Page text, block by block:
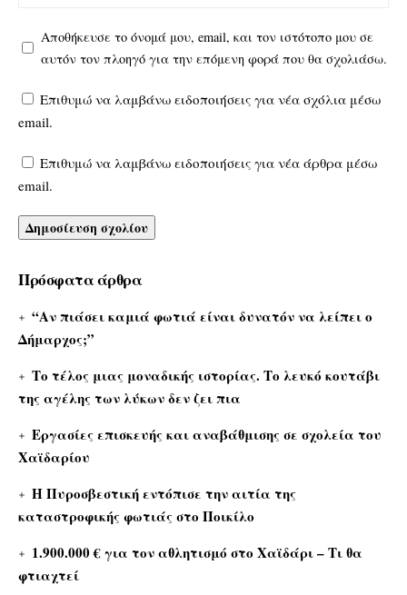
Αποθήκευσε το όνομά μου, email, και τον ιστότοπο μου σε
αυτόν τον πλοηγό για την επόμενη φορά που θα σχολιάσω.
Επιθυμώ να λαμβάνω ειδοποιήσεις για νέα σχόλια μέσω
email.
Επιθυμώ να λαμβάνω ειδοποιήσεις για νέα άρθρα μέσω
email.
Πρόσφατα άρθρα
“Αν πιάσει καμιά φωτιά είναι δυνατόν να λείπει ο
Δήμαρχος;”
Το τέλος μιας μοναδικής ιστορίας. Το λευκό κουτάβι
της αγέλης των λύκων δεν ζει πια
Εργασίες επισκευής και αναβάθμισης σε σχολεία του
Χαϊδαρίου
Η Πυροσβεστική εντόπισε την αιτία της
καταστροφικής φωτιάς στο Ποικίλο
1.900.000 € για τον αθλητισμό στο Χαϊδάρι – Τι θα
φτιαχτεί